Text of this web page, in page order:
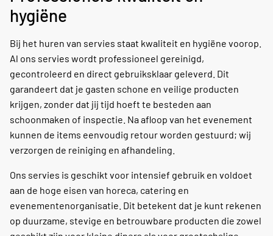
hygiëne
Bij het huren van servies staat kwaliteit en hygiëne voorop.
Al ons servies wordt professioneel gereinigd,
gecontroleerd en direct gebruiksklaar geleverd. Dit
garandeert dat je gasten schone en veilige producten
krijgen, zonder dat jij tijd hoeft te besteden aan
schoonmaken of inspectie. Na afloop van het evenement
kunnen de items eenvoudig retour worden gestuurd; wij
verzorgen de reiniging en afhandeling.
Ons servies is geschikt voor intensief gebruik en voldoet
aan de hoge eisen van horeca, catering en
evenementenorganisatie. Dit betekent dat je kunt rekenen
op duurzame, stevige en betrouwbare producten die zowel